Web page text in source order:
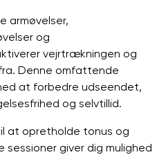
armøvelser,
og
vejrtrækningen og
Denne omfattende
at forbedre udseendet,
og selvtillid.
at opretholde tonus og
giver dig mulighed